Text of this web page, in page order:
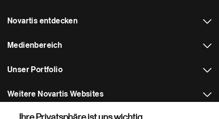
Novartis entdecken
Medienbereich
Unser Portfolio
Weitere Novartis Websites